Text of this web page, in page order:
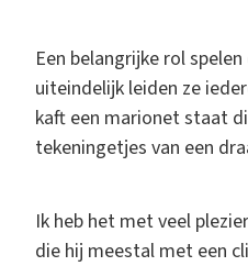
Een belangrijke rol
uiteindelijk leiden ze
kaft een marionet staat
tekeningetjes van een
Ik heb het met veel
die hij meestal met een